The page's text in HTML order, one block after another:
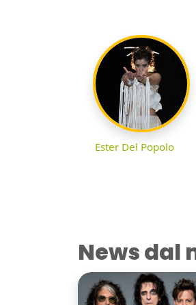
Ester Del Popolo
News dal